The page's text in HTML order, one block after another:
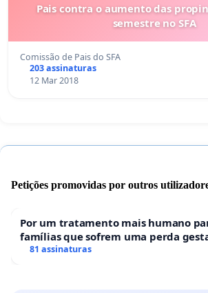
Pais contra o aumento das
semestre no SFA
Comissão de Pais do SFA
203 assinaturas
12 Mar 2018
Petições promovidas por outros
Por um tratamento mais humano
famílias que sofrem uma perda
hospitais portugueses
81 assinaturas